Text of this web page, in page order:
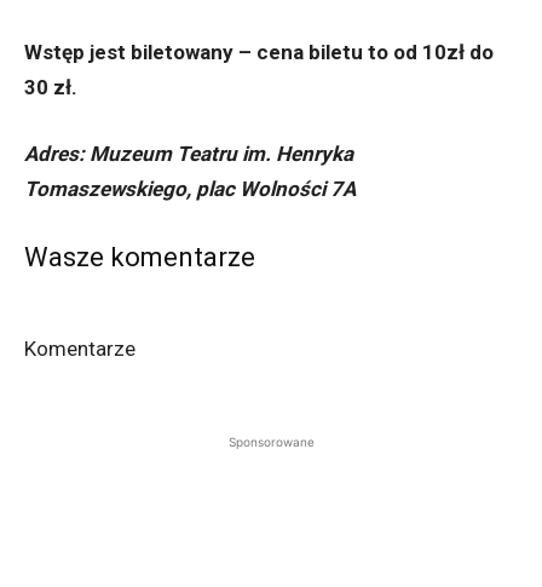
Wstęp jest biletowany – cena biletu to od 10zł do
30 zł.
Adres: Muzeum Teatru im. Henryka
Tomaszewskiego, plac Wolności 7A
Wasze komentarze
Komentarze
Sponsorowane